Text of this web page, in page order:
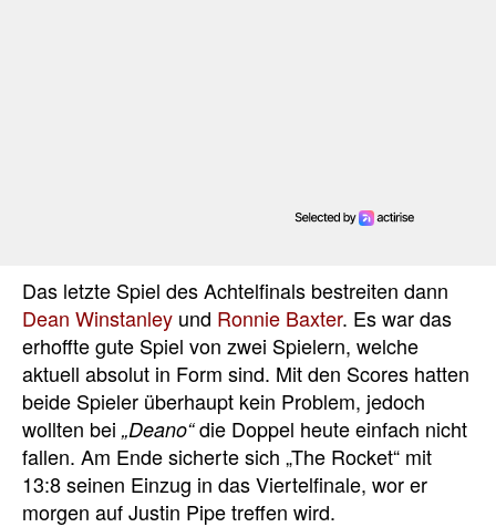
Das letzte Spiel des Achtelfinals bestreiten dann
Dean Winstanley und Ronnie Baxter. Es war das
erhoffte gute Spiel von zwei Spielern, welche
aktuell absolut in Form sind. Mit den Scores hatten
beide Spieler überhaupt kein Problem, jedoch
wollten bei „Deano“die Doppel heute einfach nicht
fallen. Am Ende sicherte sich „The Rocket“ mit
13:8 seinen Einzug in das Viertelfinale, wor er
morgen auf Justin Pipe treffen wird.